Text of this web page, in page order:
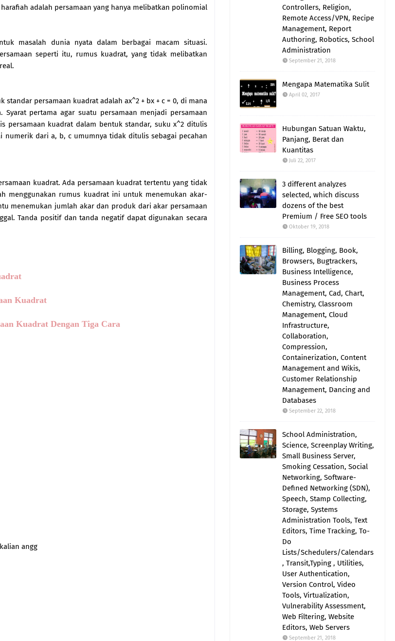
adalah persamaan yang hanya melibatkan polinomial
masalah dunia nyata dalam berbagai macam situasi.
seperti itu, rumus kuadrat, yang tidak melibatkan
persamaan kuadrat adalah ax^2 + bx + c = 0, di mana
pertama agar suatu persamaan menjadi persamaan
persamaan kuadrat dalam bentuk standar, suku x^2 ditulis
dari a, b, c umumnya tidak ditulis sebagai pecahan
kuadrat. Ada persamaan kuadrat tertentu yang tidak
menggunakan rumus kuadrat ini untuk menemukan akar-
menemukan jumlah akar dan produk dari akar persamaan
Tanda positif dan tanda negatif dapat digunakan secara
Kuadrat
Kuadrat Dengan Tiga Cara
angg
Controllers, Religion,
Remote Access/VPN, Recipe
Management, Report
Authoring, Robotics, School
Administration
September 21, 2018
Mengapa Matematika Sulit
April 02, 2017
Hubungan Satuan Waktu,
Panjang, Berat dan
Kuantitas
Juli 22, 2017
3 different analyzes
selected, which discuss
dozens of the best
Premium / Free SEO tools
Oktober 19, 2018
Billing, Blogging, Book,
Browsers, Bugtrackers,
Business Intelligence,
Business Process
Management, Cad, Chart,
Chemistry, Classroom
Management, Cloud
Infrastructure,
Collaboration,
Compression,
Containerization, Content
Management and Wikis,
Customer Relationship
Management, Dancing and
Databases
September 22, 2018
School Administration,
Science, Screenplay Writing,
Small Business Server,
Smoking Cessation, Social
Networking, Software-
Defined Networking (SDN),
Speech, Stamp Collecting,
Storage, Systems
Administration Tools, Text
Editors, Time Tracking, To-
Do
Lists/Schedulers/Calendars
, Transit,Typing , Utilities,
User Authentication,
Version Control, Video
Tools, Virtualization,
Vulnerability Assessment,
Web Filtering, Website
Editors, Web Servers
September 21, 2018